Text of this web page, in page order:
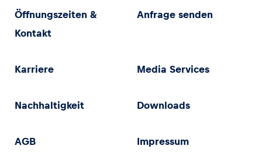
Öffnungszeiten &
Kontakt
Anfrage senden
Karriere Media Services
Nachhaltigkeit Downloads
AGB Impressum